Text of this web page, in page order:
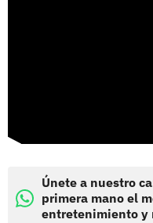
Únete a nuestro
primera mano el
entretenimiento y